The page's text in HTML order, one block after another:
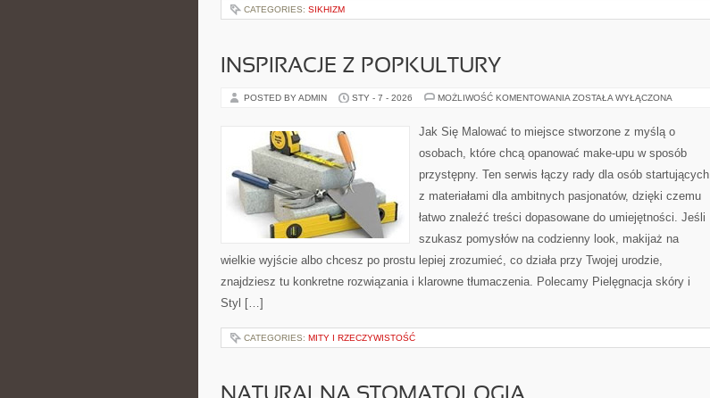
CATEGORIES: SIKHIZM
INSPIRACJE Z POPKULTURY
POSTED BY ADMIN STY - 7 - 2026 MOŻLIWOŚĆ KOMENTOWANIA INSPIRACJE
ZOSTAŁA WYŁĄCZONA
Jak Się Malować to miejsce stworzone z myślą o
osobach, które chcą opanować make-upu w sposób
przystępny. Ten serwis łączy rady dla osób startujących
z materiałami dla ambitnych pasjonatów, dzięki czemu
łatwo znaleźć treści dopasowane do umiejętności. Jeśli
szukasz pomysłów na codzienny look, makijaż na
wielkie wyjście albo chcesz po prostu lepiej zrozumieć, co działa przy Twojej urodzie,
znajdziesz tu konkretne rozwiązania i klarowne tłumaczenia. Polecamy Pielęgnacja skóry i
Styl […]
CATEGORIES: MITY I RZECZYWISTOŚĆ